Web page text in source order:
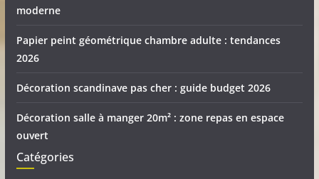
moderne
Papier peint géométrique chambre adulte : tendances
2026
Décoration scandinave pas cher : guide budget 2026
Décoration salle à manger 20m² : zone repas en espace
ouvert
Catégories